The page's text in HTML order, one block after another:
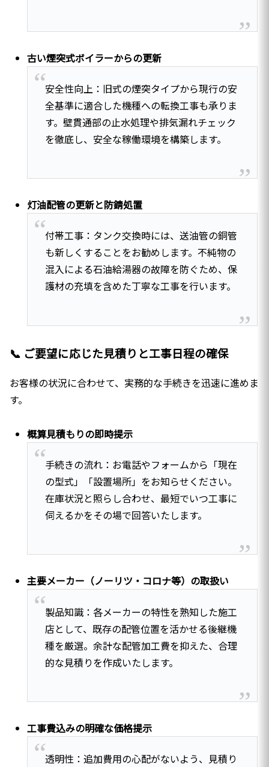
古い煙突式ボイラーからの更新
安全性向上：旧式の煙突タイプから現行の安
全基準に適合した機種への転換工事も承りま
す。壁貫通部の止水処理や排気漏れチェック
を徹底し、安全な稼働環境を構築します。
灯油配管の更新と防錆処置
付帯工事：タンク交換時には、送油管の銅管
も新しくすることをお勧めします。不純物の
混入による石油給湯器の故障を防ぐため、保
護材の充填を含めた丁寧な工事を行います。
📞 ご要望に応じた見積りと工事日程の確保
お客様の状況に合わせて、実務的な手続きを迅速に進めま
す。
概算見積もりの即時提示
手続きの流れ：お電話やフォームから「現在
の型式」「設置場所」をお知らせください。
在庫状況と照らし合わせ、最短でいつ工事に
伺えるかをその場で回答いたします。
主要メーカー（ノーリツ・コロナ等）の取扱い
製品知識：各メーカーの特性を熟知した施工
店として、既存の配管位置を活かせる後継機
種を厳選。余計な配管加工費を抑えた、合理
的な見積りを作成いたします。
工事費込みの明確な価格提示
透明性：追加費用の心配がないよう、見積り